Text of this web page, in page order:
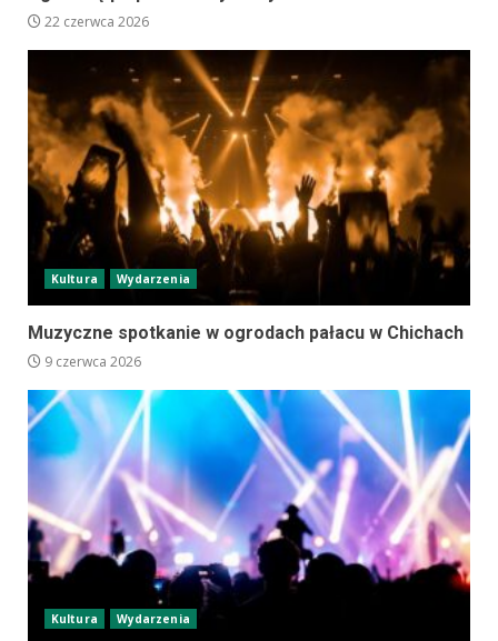
22 czerwca 2026
Kultura Wydarzenia
Muzyczne spotkanie w ogrodach pałacu w Chichach
9 czerwca 2026
Kultura Wydarzenia